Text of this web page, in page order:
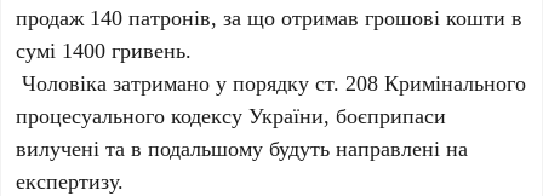
продаж 140 патронів, за що отримав грошові кошти в
сумі 1400 гривень.
Чоловіка затримано у порядку ст. 208 Кримінального
процесуального кодексу України, боєприпаси
вилучені та в подальшому будуть направлені на
експертизу.